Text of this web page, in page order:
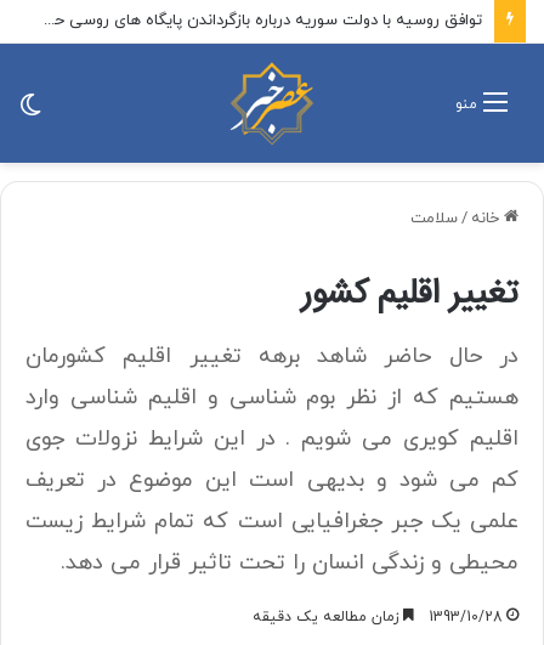
توافق روسیه با دولت سوریه درباره بازگرداندن پایگاه های روسی حمیمیم و طرطوس
منو
خانه /سلامت
تغییر اقلیم کشور
در حال حاضر شاهد برهه تغییر اقلیم کشورمان
هستیم که از نظر بوم شناسی و اقلیم شناسی وارد
اقلیم کویری می شویم . در این شرایط نزولات جوی
کم می شود و بدیهی است این موضوع در تعریف
علمی یک جبر جغرافیایی است که تمام شرایط زیست
محیطی و زندگی انسان را تحت تاثیر قرار می دهد.
1393/10/28 زمان مطالعه یک دقیقه